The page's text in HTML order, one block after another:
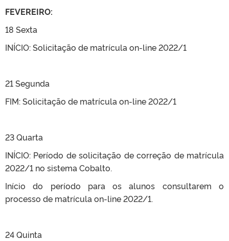
FEVEREIRO:
18 Sexta
INÍCIO: Solicitação de matrícula on-line 2022/1
21 Segunda
FIM: Solicitação de matrícula on-line 2022/1
23 Quarta
INÍCIO: Período de solicitação de correção de matrícula
2022/1 no sistema Cobalto.
Início do período para os alunos consultarem o
processo de matrícula on-line 2022/1.
24 Quinta